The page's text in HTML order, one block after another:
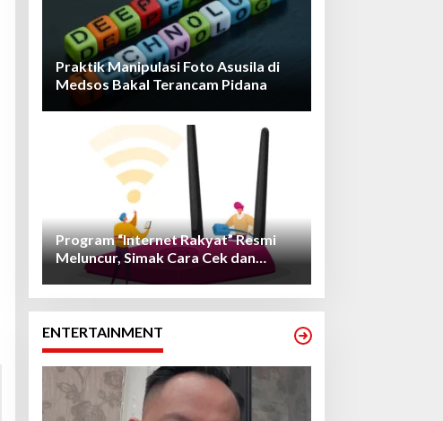
Praktik Manipulasi Foto Asusila di
Medsos Bakal Terancam Pidana
Program “Internet Rakyat” Resmi
Meluncur, Simak Cara Cek dan
Daftarnya!
ENTERTAINMENT